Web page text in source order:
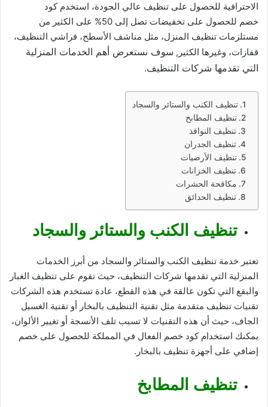
الاحترافية للحصول على تنظيف عالي الجودة، استخدمكود
خصم
للحصول على تخفيضات تصل إلى 50% على الكثير من
مستلزمات تنظيف المنزل، مثل مناشف الأسطح، فراشي التنظيف،
قفازات، وغيرها الكثير, سوف نستعرض أهم الخدمات المنزلية
التي تقدمها شركات التنظيف.
تنظيف الكنب والستائر والسجاد
تنظيف المطابخ
تنظيف النوافذ
تنظيف الجدران
تنظيف الأرضيات
تنظيف الخزانات
مكافحة الحشرات
تنظيف الحدائق
تنظيف الكنب والستائر والسجاد
تعتبر خدمة تنظيف الكنب والستائر والسجاد من أبرز الخدمات
المنزلية التي تقدمها شركات التنظيف، حيث تقوم على تنظيف الغبار
والبقع التي تكون عالقة في هذه القطع، عادة تستخدم هذه الشركات
تقنيات تنظيف متقدمة مثل تقنية التنظيف بالبخار أو تقنية الغسيل
الجاف، حيث أن هذه التقنيات لا تسبب تلف الأنسجة أو تغيير الألوان،
يمكنك استخدامكود خصم الفعال في المملكة للحصول على خصم
إضافي على أجهزة تنظيف بالبخار.
تنظيف المطابخ